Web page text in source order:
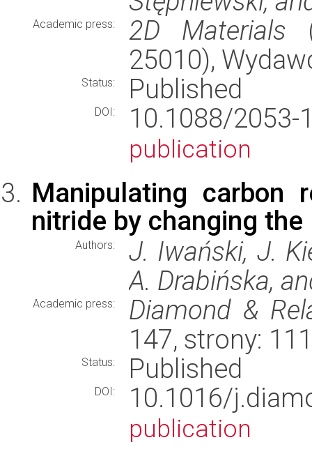
Academic press: 2D Materials
25010),
Status: Published
DOI: 10.1088/
publication
Manipulating carbon
nitride by changing
Authors:
J. Iwański, J.
A. Drabińska,
Academic press:
Diamond &
147, strony:
Status: Published
DOI: 10.1016/
publication